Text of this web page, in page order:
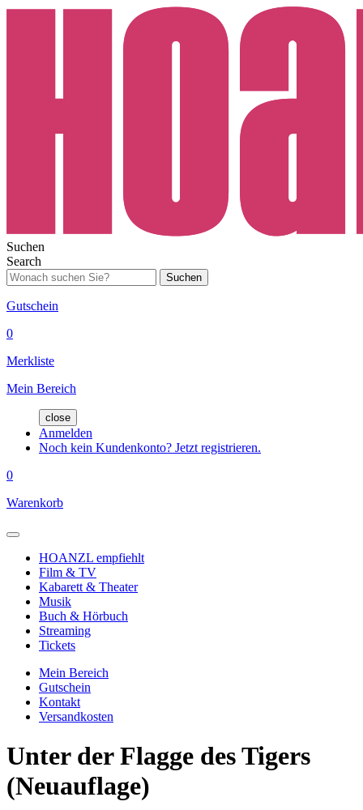
Suchen
Search
Suchen
Gutschein
0
Merkliste
Mein Bereich
close
Anmelden
Noch kein Kundenkonto? Jetzt registrieren.
0
Warenkorb
HOANZL empfiehlt
Film & TV
Kabarett & Theater
Musik
Buch & Hörbuch
Streaming
Tickets
Mein Bereich
Gutschein
Kontakt
Versandkosten
Unter der Flagge des Tigers
(Neuauflage)